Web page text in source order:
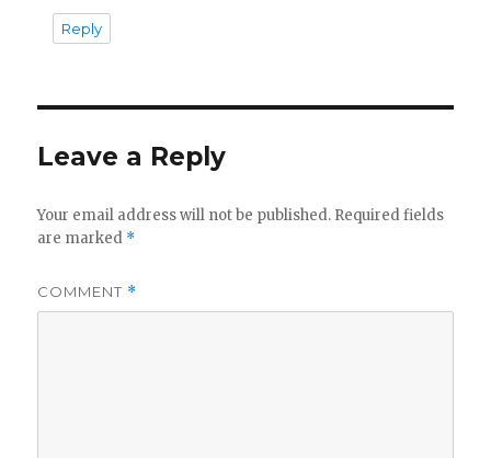
Reply
Leave a Reply
Your email address will not be published. Required fields
are marked *
COMMENT *